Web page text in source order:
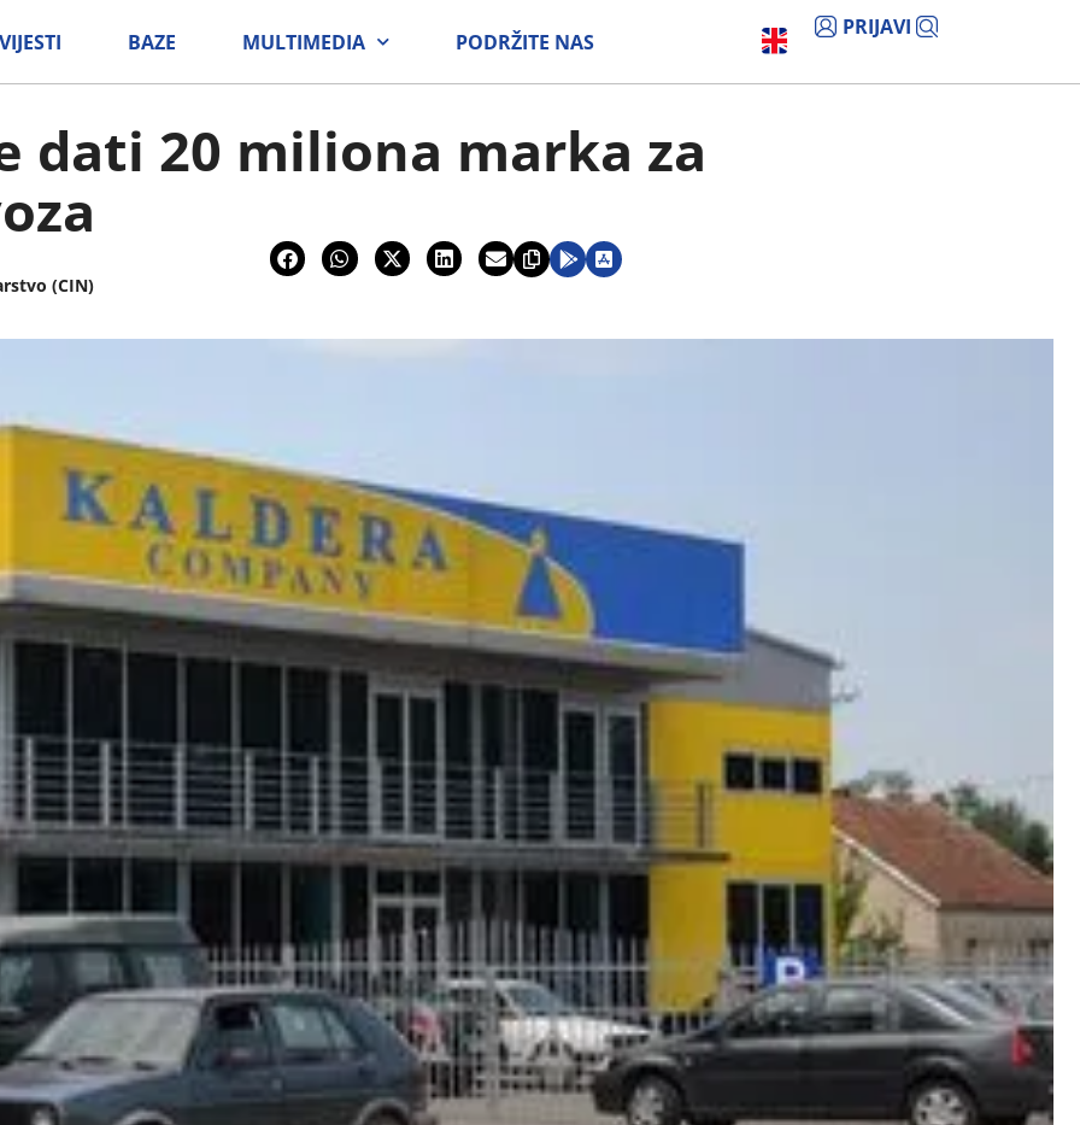
VIJESTI BAZE MULTIMEDIA PODRŽITE NAS
PRIJAVI
dati 20 miliona marka za
(CIN)